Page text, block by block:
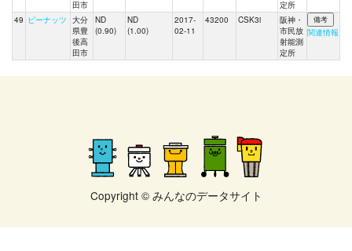
田市
定所
49 ピーナッツ 大分
県豊
後高
田市
ND
(0.90)
ND
(1.00)
2017-
02-11
43200 CSK3i
阪神・
市民放
射能測
定所
関連情報
Copyright © みんなのデータサイト